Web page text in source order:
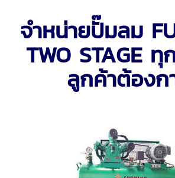
จำหน่ายปั๊มลม
TWO STAGE
ลูกค้าต้องก